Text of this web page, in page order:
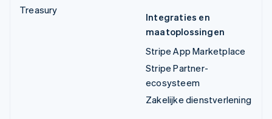
Treasury
Integraties en
maatoplossingen
Stripe App Marketplace
Stripe Partner-
ecosysteem
Zakelijke dienstverlening